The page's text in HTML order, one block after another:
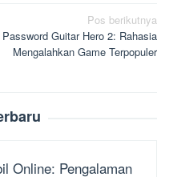
Pos berikutnya
Password Guitar Hero 2: Rahasia
Mengalahkan Game Terpopuler
Online: Pengalaman